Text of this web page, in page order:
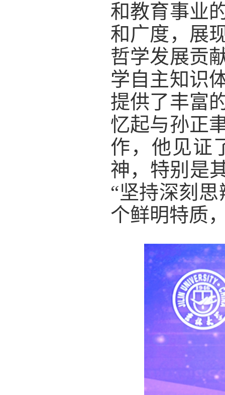
和教育事业
和广度，展
哲学发展贡
学自主知识
提供了丰富
忆起与孙正
作，他见证
神，特别是
“坚持深刻
个鲜明特质